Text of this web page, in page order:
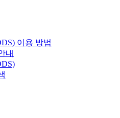
이용 방법
내